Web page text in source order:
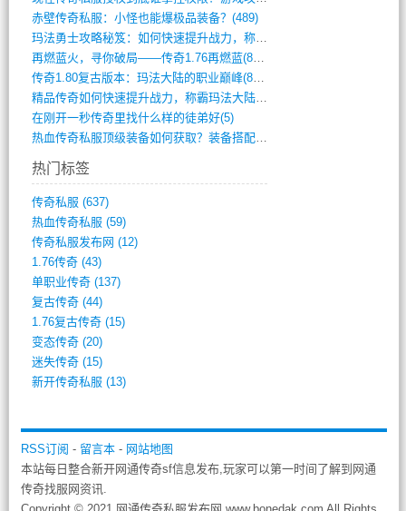
赤壁传奇私服：小怪也能爆极品装备？(489)
玛法勇士攻略秘笈：如何快速提升战力，称霸(717)
再燃蓝火，寻你破局——传奇1.76再燃蓝(893)
传奇1.80复古版本：玛法大陆的职业巅峰(873)
精品传奇如何快速提升战力，称霸玛法大陆？(392)
在刚开一秒传奇里找什么样的徒弟好(5)
热血传奇私服顶级装备如何获取？装备搭配与(688)
热门标签
传奇私服 (637)
热血传奇私服 (59)
传奇私服发布网 (12)
1.76传奇(43)
单职业传奇(137)
复古传奇(44)
1.76复古传奇(15)
变态传奇(20)
迷失传奇(15)
新开传奇私服 (13)
RSS订阅 - 留言本- 网站地图
本站每日整合新开网通传奇sf信息发布,玩家可以第一时间了解到网通
传奇找服网资讯.